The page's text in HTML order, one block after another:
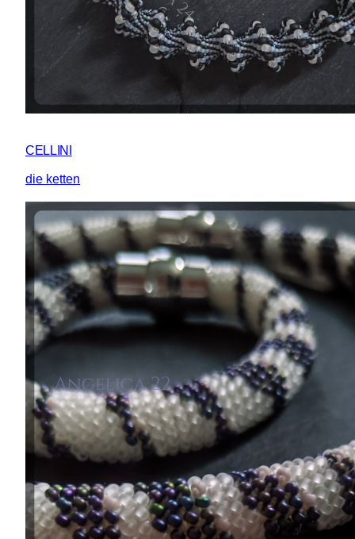
CELLINI
die ketten